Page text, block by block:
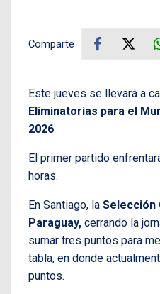
Comparte
Este jueves se llevará a
Eliminatorias para el
2026.
El primer partido
horas.
En Santiago, la Selección
Paraguay, cerrando la
sumar tres puntos para
tabla, en donde
puntos.